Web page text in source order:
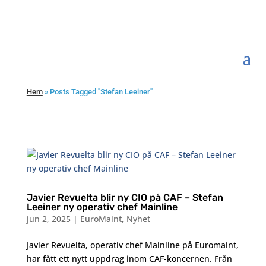
Hem» Posts Tagged "Stefan Leeiner"
Javier Revuelta blir ny CIO på CAF – Stefan
Leeiner ny operativ chef Mainline
jun 2, 2025| EuroMaint, Nyhet
Javier Revuelta, operativ chef Mainline på Euromaint,
har fått ett nytt uppdrag inom CAF-koncernen. Från